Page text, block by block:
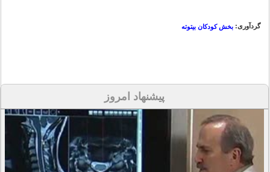
گردآوری: بخش کودکان بیتوته
پیشنهاد امروز